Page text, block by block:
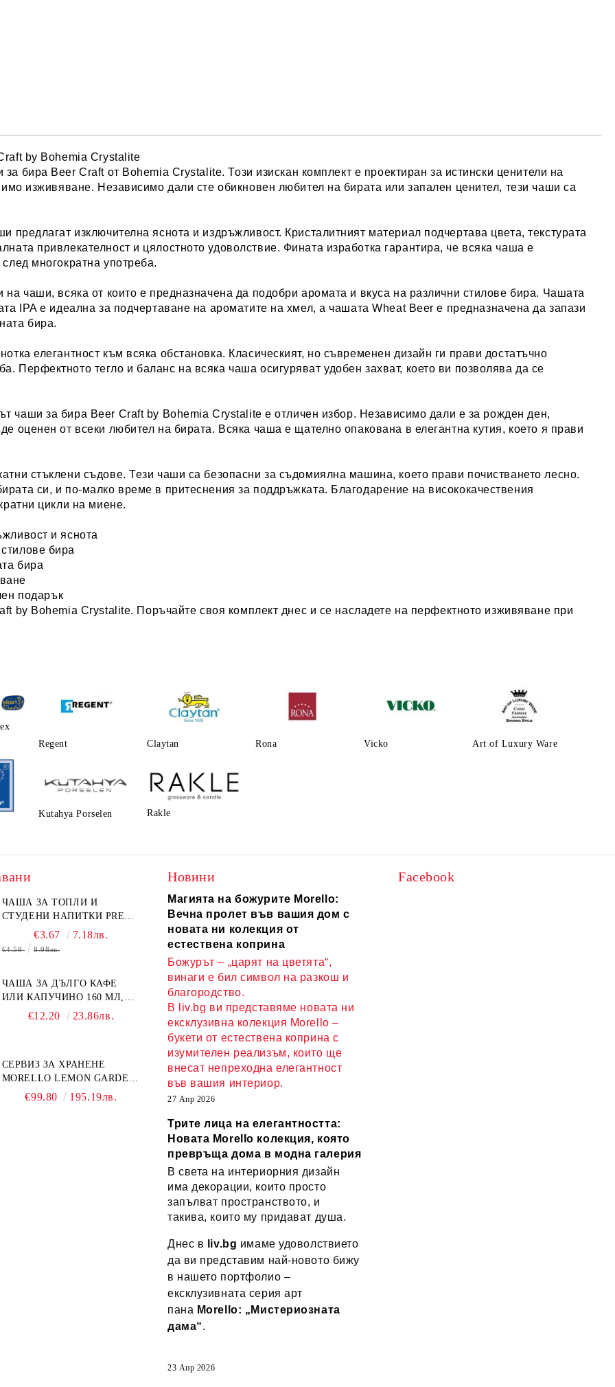
by Bohemia Crystalite
за бира Beer Craftот Bohemia Crystalite. Този изискан комплект е проектиран за истински ценители на
изживяване. Независимо дали сте обикновен любител на бирата или запален ценител, тези чаши са
предлагат изключителна яснота и издръжливост. Кристалитният материал подчертава цвета, текстурата
привлекателност и цялостното удоволствие. Фината изработка гарантира, че всяка чаша е
многократна употреба.
на чаши, всяка от които е предназначена да подобри аромата и вкуса на различни стилове бира. Чашата
IPAе идеална за подчертаване на ароматите на хмел, а чашатаWheat Beer е предназначена да запази
бира.
елегантност към всяка обстановка. Класическият, но съвременен дизайн ги прави достатъчно
Перфектното тегло и баланс на всяка чаша осигуряват удобен захват, което ви позволява да се
чаши за бира Beer Craft by Bohemia Crystalite е отличен избор. Независимо дали е за рожден ден,
оценен от всеки любител на бирата. Всяка чаша е щателно опакована в елегантна кутия, което я прави
стъклени съдове. Тези чаши са безопасни за съдомиялна машина, което прави почистването лесно.
си, и по-малко време в притеснения за поддръжката. Благодарение на висококачествения
цикли на миене.
и яснота
бира
бира
подарък
by Bohemia Crystalite. Поръчайте своя комплект днес и се насладете на перфектното изживяване при
Regent
Claytаn Rona Vicko Art of Luxury Ware
Kutahya Porselen Rakle
ЧАША ЗА ТОПЛИ И
СТУДЕНИ НАПИТКИ PRESS
ART 400 МЛ,
БОРОСИЛИКАТНО СТЪКЛО
€3.67 7.18лв.
€4.59 8.98лв.
ЧАША ЗА ДЪЛГО КАФЕ
ИЛИ КАПУЧИНО 160 МЛ,
ЧИНИЙКА, ЛЪЖИЧКА
€12.20 23.86лв.
СЕРВИЗ ЗА ХРАНЕНЕ
MORELLO LEMON GARDEN
18 ЧАСТИ - ПОРЦЕЛАН
€99.80 195.19лв.
Новини
Магията на божурите Morello:
Вечна пролет във вашия дом с
новата ни колекция от
естествена коприна
Божурът – „царят на цветята“,
винаги е бил символ на разкош и
благородство.
В liv.bg ви представяме новата ни
ексклузивна колекция Morello –
букети от естествена коприна с
изумителен реализъм, които ще
внесат непреходна елегантност
във вашия интериор.
27 Апр 2026
Трите лица на елегантността:
Новата Morello колекция, която
превръща дома в модна галерия
В света на интериорния дизайн
има декорации, които просто
запълват пространството, и
такива, които му придават душа.
Днес в liv.bg имаме удоволствието
да ви представим най-новото бижу
в нашето портфолио –
ексклузивната серия арт
пана Morello: „Мистериозната
дама“.
23 Апр 2026
Facebook